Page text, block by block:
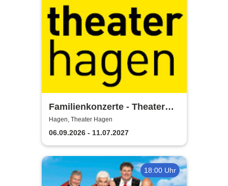
Familienkonzerte - Theater
Hagen
Hagen, Theater Hagen
06.09.2026 - 11.07.2027
18:00 Uhr